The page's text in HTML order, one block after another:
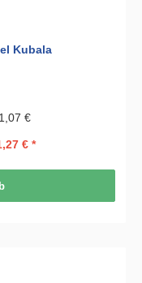
Kubala
€
€ *